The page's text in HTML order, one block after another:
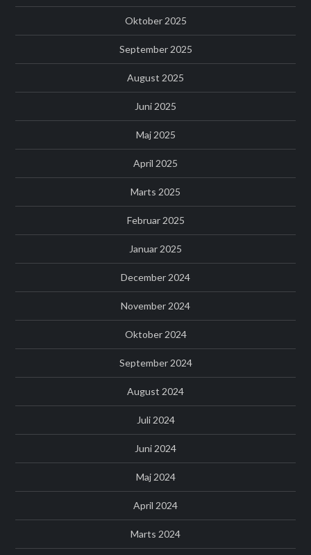
Oktober 2025
September 2025
August 2025
Juni 2025
Maj 2025
April 2025
Marts 2025
Februar 2025
Januar 2025
December 2024
November 2024
Oktober 2024
September 2024
August 2024
Juli 2024
Juni 2024
Maj 2024
April 2024
Marts 2024